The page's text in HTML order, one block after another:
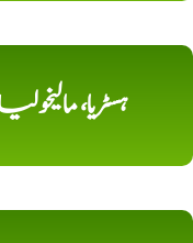
ہسٹریا،